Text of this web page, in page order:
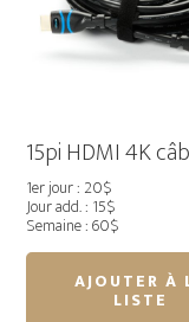
15pi HDMI 4K
1er jour : 20$
Jour add. : 15$
Semaine : 60$
AJOUTER À
LISTE